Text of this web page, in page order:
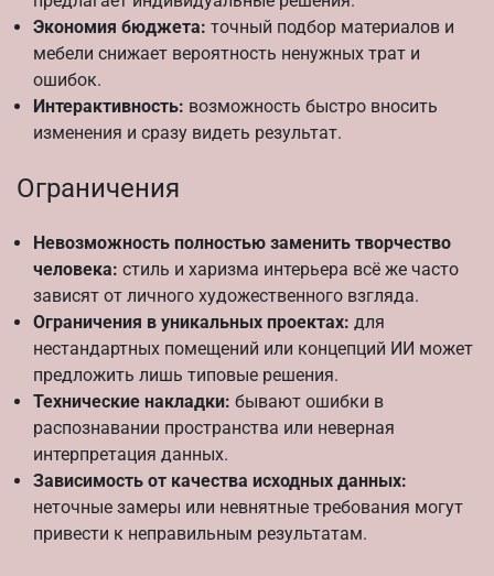
Экономия бюджета: точный подбор материалов и
мебели снижает вероятность ненужных трат и
ошибок.
Интерактивность: возможность быстро вносить
изменения и сразу видеть результат.
Ограничения
Невозможность полностью заменить творчество
человека: стиль и харизма интерьера всё же часто
зависят от личного художественного взгляда.
Ограничения в уникальных проектах: для
нестандартных помещений или концепций ИИ может
предложить лишь типовые решения.
Технические накладки: бывают ошибки в
распознавании пространства или неверная
интерпретация данных.
Зависимость от качества исходных данных:
неточные замеры или невнятные требования могут
привести к неправильным результатам.